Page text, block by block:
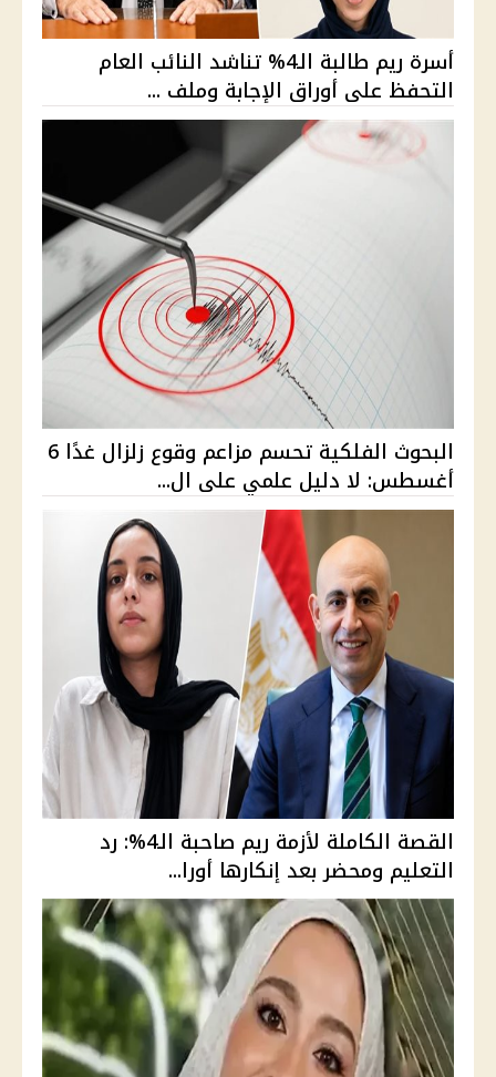
أسرة ريم طالبة الـ4% تناشد النائب العام
التحفظ على أوراق الإجابة وملف ...
البحوث الفلكية تحسم مزاعم وقوع زلزال غدًا 6
أغسطس: لا دليل علمي على ال...
القصة الكاملة لأزمة ريم صاحبة الـ4%: رد
التعليم ومحضر بعد إنكارها أورا...